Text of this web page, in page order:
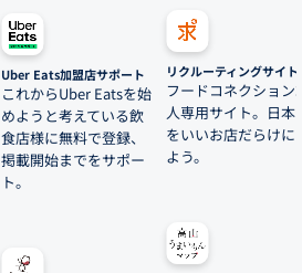
Uber Eats加盟店サポート
これからUber Eatsを始
めようと考えている飲
食店様に無料で登録、
掲載開始までをサポー
ト。
リクルーティングサイト
フードコネクション
人専用サイト。日本
をいいお店だらけに
よう。